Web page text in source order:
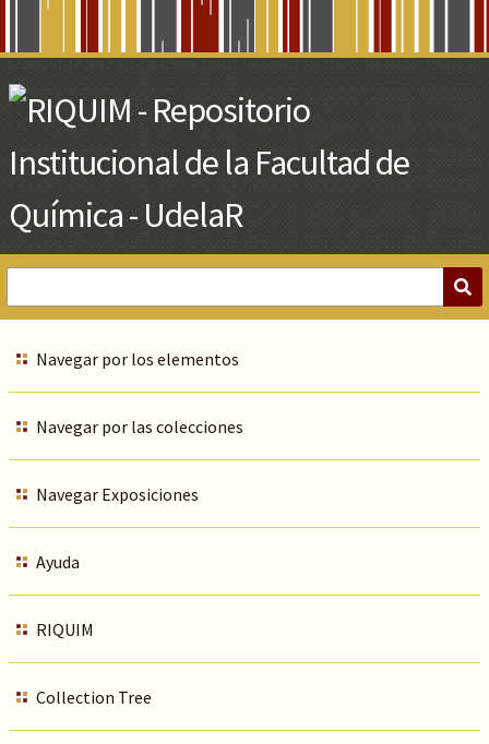
Main
Content
Navegar por los elementos
Navegar por las colecciones
Navegar Exposiciones
Ayuda
RIQUIM
Collection Tree